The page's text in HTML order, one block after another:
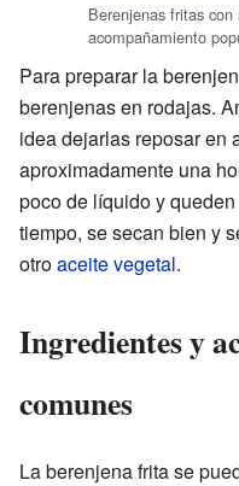
Berenjenas fritas
acompañamiento
Para preparar la
berenjenas en rodajas.
idea dejarlas reposar en
aproximadamente una
poco de líquido y
tiempo, se secan bien y
otroaceite vegetal.
Ingredientes y
comunes
La berenjena frita se